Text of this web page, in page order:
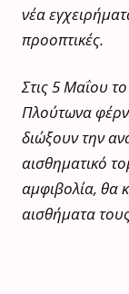
νέα
προοπτικές.
Στις 5 Μαΐου
Πλούτωνα
διώξουν την
αισθηματικό
αμφιβολία, θα
αισθήματα